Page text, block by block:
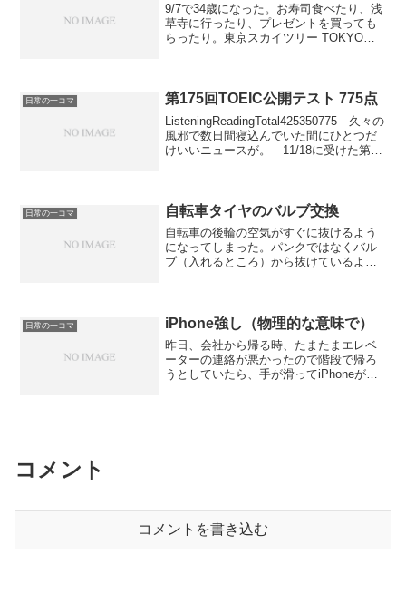
9/7で34歳になった。お寿司食べたり、浅
草寺に行ったり、プレゼントを買っても
らったり。東京スカイツリー TOKYO
部まで行くのに1000円と合計3000円も取
られたが、損したとは思わない景色。
東京オリンピックが決まったらしいが、
オリンピックの頃には自分も40代か。ど
うなっているかな。
日常の一コマ 第175回TOEIC公開テスト 775点
ListeningReadingTotal425350775 久々の
風邪で数日間寝込んでいた間にひとつだ
けいいニュースが。 11/18に受けた第
はり『英語リーディング教本』の効果
か？おまけ【ニコニコ動画】サウスパー
クなんかぜんぜん行きたくないんだから
ねっ!!
日常の一コマ 自転車タイヤのバルブ交換
自転車の後輪の空気がすぐに抜けるよう
になってしまった。パンクではなくバル
ブ（入れるところ）から抜けているよう
（自転車も自分で修理）スーパーバルブ
(自転車用新型英式バルブ) を使う
【Takaよろず研究所】 さらに改良型の
スーパーバルブとやらがあるのを知った
ので、Amazonで買って取り替えてみた。
日常の一コマ iPhone強し（物理的な意味で）
昨日、会社から帰る時、たまたまエレベ
ーターの連絡が悪かったので階段で帰ろ
うとしていたら、手が滑ってiPhoneが半
し、さすがに3年半経つので、そろそろ交
換したいと思っている。5Sとか出るタイ
ミングで考えようか。おまけ【ニコニコ
コメント
コメントを書き込む